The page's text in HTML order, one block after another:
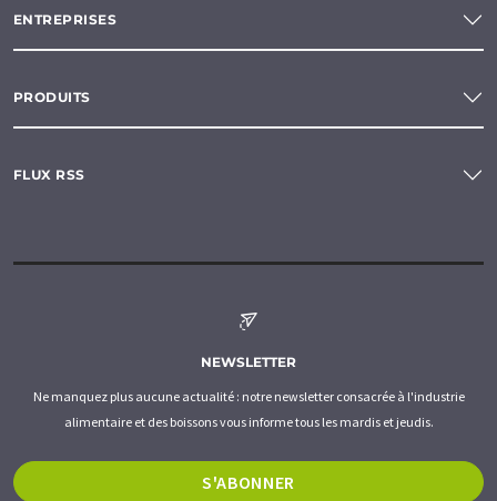
ENTREPRISES
PRODUITS
FLUX RSS
NEWSLETTER
Ne manquez plus aucune actualité : notre newsletter consacrée à l'industrie
alimentaire et des boissons vous informe tous les mardis et jeudis.
S'ABONNER